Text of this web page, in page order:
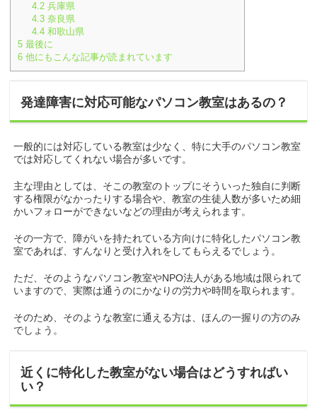
4.2 兵庫県
4.3 奈良県
4.4 和歌山県
5 最後に
6 他にもこんな記事が読まれています
発達障害に対応可能なパソコン教室はあるの？
一般的には対応している教室は少なく、特に大手のパソコン教室
では対応してくれない場合が多いです。
主な理由としては、そこの教室のトップにそういった独自に判断
する権限がなかったりする場合や、教室の生徒人数が多いため細
かいフォローができないなどの理由が考えられます。
その一方で、障がいを持たれている方向けに特化したパソコン教
室であれば、すんなりと受け入れをしてもらえるでしょう。
ただ、そのようなパソコン教室やNPO法人がある地域は限られて
いますので、実際は通うのにかなりの労力や時間を取られます。
そのため、そのような教室に通える方は、ほんの一握りの方のみ
でしょう。
近くに特化した教室がない場合はどうすればい
い？